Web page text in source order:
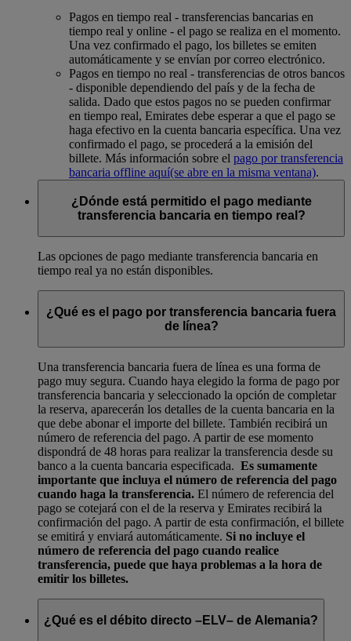
Pagos en tiempo real - transferencias bancarias en
tiempo real y online - el pago se realiza en el momento.
Una vez confirmado el pago, los billetes se emiten
automáticamente y se envían por correo electrónico.
Pagos en tiempo no real - transferencias de otros bancos
- disponible dependiendo del país y de la fecha de
salida. Dado que estos pagos no se pueden confirmar
en tiempo real, Emirates debe esperar a que el pago se
haga efectivo en la cuenta bancaria específica. Una vez
confirmado el pago, se procederá a la emisión del
billete. Más información sobre el pago por transferencia
bancaria offline aquí(se abre en la misma ventana).
¿Dónde está permitido el pago mediante
transferencia bancaria en tiempo real?
Las opciones de pago mediante transferencia bancaria en
tiempo real ya no están disponibles.
¿Qué es el pago por transferencia bancaria fuera
de línea?
Una transferencia bancaria fuera de línea es una forma de
pago muy segura. Cuando haya elegido la forma de pago por
transferencia bancaria y seleccionado la opción de completar
la reserva, aparecerán los detalles de la cuenta bancaria en la
que debe abonar el importe del billete. También recibirá un
número de referencia del pago. A partir de ese momento
dispondrá de 48 horas para realizar la transferencia desde su
banco a la cuenta bancaria especificada. Es sumamente
importante que incluya el número de referencia del pago
cuando haga la transferencia. El número de referencia del
pago se cotejará con el de la reserva y Emirates recibirá la
confirmación del pago. A partir de esta confirmación, el billete
se emitirá y enviará automáticamente. Si no incluye el
número de referencia del pago cuando realice
transferencia, puede que haya problemas a la hora de
emitir los billetes.
¿Qué es el débito directo –ELV– de Alemania?